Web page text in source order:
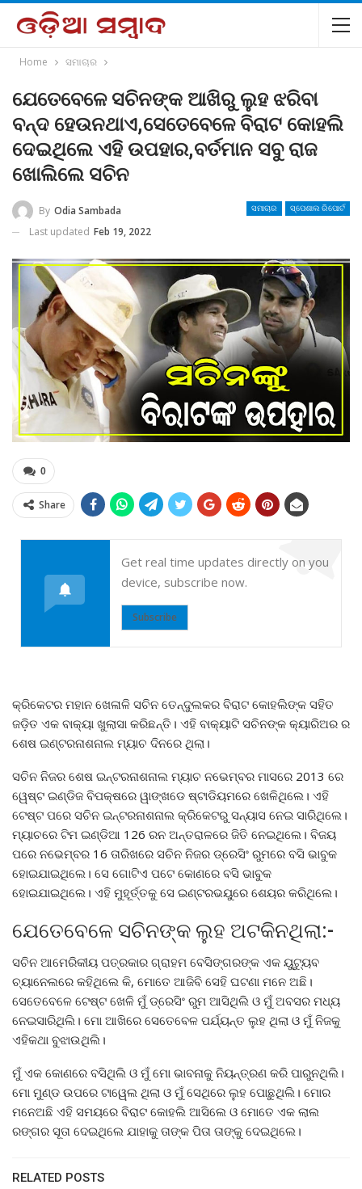
Home ସମାଚାର
ଯେତେବେଳେ ସଚିନଙ୍କ ଆଖିରୁ ଲୁହ ଝରିବା
ବନ୍ଦ ହେଉନଥାଏ,ସେତେବେଳେ ବିରାଟ କୋହଲି
ଦେଇଥିଲେ ଏହି ଉପହାର,ବର୍ତମାନ ସବୁ ରାଜ
ଖୋଲିଲେ ସଚିନ
ସମାଚାର ସ୍ପେଶାଲ ରିପୋର୍ଟ
By Odia Sambada
Last updated Feb 19, 2022
0
Share
Get real time updates directly on you
device, subscribe now.
Subscribe
କ୍ରିକେଟର ମହାନ ଖେଳାଳି ସଚିନ ତେନ୍ଦୁଲକର ବିରାଟ କୋହଲିଙ୍କ ସହିତ
ଜଡ଼ିତ ଏକ ବାକ୍ୟା ଖୁଲାସା କରିଛନ୍ତି। ଏହି ବାକ୍ୟାଟି ସଚିନଙ୍କ କ୍ୟାରିଅର ର
ଶେଷ ଇଣ୍ଟରନାଶନାଲ ମ୍ୟାଚ ଦିନରେ ଥିଲା।
ସଚିନ ନିଜର ଶେଷ ଇନ୍ଟରନାଶନାଲ ମ୍ୟାଚ ନଭେମ୍ବର ମାସରେ 2013 ରେ
ୱେଷ୍ଟ ଇଣ୍ଡିଜ ବିପକ୍ଷରେ ୱାଙ୍ଖଡେ ଷ୍ଟାଡିୟମରେ ଖେଳିଥିଲେ। ଏହି
ଟେଷ୍ଟ ପରେ ସଚିନ ଇନ୍ଟରନାଶନାଲ କ୍ରିକେଟରୁ ସନ୍ୟାସ ନେଇ ସାରିଥିଲେ।
ମ୍ୟାଚରେ ଟିମ ଇଣ୍ଡିଆ 126 ରନ ଅନ୍ତରାଳରେ ଜିତି ନେଇଥିଲେ। ବିଜୟ
ପରେ ନଭେମ୍ବର 16 ତାରିଖରେ ସଚିନ ନିଜର ଡ୍ରେସିଂ ରୁମରେ ବସି ଭାବୁକ
ହୋଇଯାଇଥିଲେ। ସେ ଗୋଟିଏ ପଟେ କୋଣରେ ବସି ଭାବୁକ
ହୋଇଯାଇଥିଲେ। ଏହି ମୁହୂର୍ତ୍ତକୁ ସେ ଇଣ୍ଟରଭୟୁରେ ଶେୟର କରିଥିଲେ।
ଯେତେବେଳେ ସଚିନଙ୍କ ଲୁହ ଅଟକିନଥିଲା:-
ସଚିନ ଆମେରିକୀୟ ପତ୍ରକାର ଗ୍ରାହମ ବେସିଙ୍ଗରଙ୍କ ଏକ ୟୁଟ୍ୟୁବ
ଚ୍ୟାନେଲରେ କହିଥିଲେ କି, ମୋତେ ଆଜିବି ସେହି ଘଟଣା ମନେ ଅଛି।
ସେତେବେଳେ ଟେଷ୍ଟ ଖେଳି ମୁଁ ଡ୍ରେସିଂ ରୁମ ଆସିଥିଲି ଓ ମୁଁ ଅବସର ମଧ୍ୟ
ନେଇସାରିଥିଲି। ମୋ ଆଖିରେ ସେତେବେଳ ପର୍ଯ୍ୟନ୍ତ ଲୁହ ଥିଲା ଓ ମୁଁ ନିଜକୁ
ଏହିକଥା ବୁଝାଉଥିଲି।
ମୁଁ ଏକ କୋଣରେ ବସିଥିଲି ଓ ମୁଁ ମୋ ଭାବନାକୁ ନିୟନ୍ତ୍ରଣ କରି ପାରୁନଥିଲି।
ମୋ ମୁଣ୍ଡ ଉପରେ ଟାୱେଲ ଥିଲା ଓ ମୁଁ ସେଥିରେ ଲୁହ ପୋଛୁଥିଲି। ମୋର
ମନେଅଛି ଏହି ସମୟରେ ବିରାଟ କୋହଲି ଆସିଲେ ଓ ମୋତେ ଏକ ଲାଲ
ରଙ୍ଗର ସୂତା ଦେଇଥିଲେ ଯାହାକୁ ତାଙ୍କ ପିତା ତାଙ୍କୁ ଦେଇଥିଲେ।
RELATED POSTS